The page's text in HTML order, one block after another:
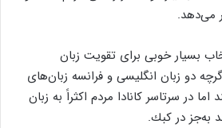
می‌دهد.
بسیار خوبی برای تقویت زبان
دو زبان انگلیسی و فرانسه زبان‌های
در سرتاسر كانادا مردم اكثراً به زبان
به‌جز در كبك.